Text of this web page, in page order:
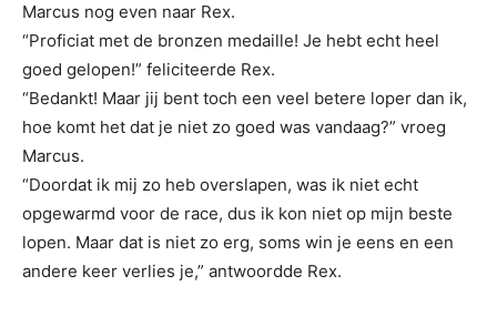
Marcus nog even naar Rex.
“Proficiat met de bronzen medaille! Je hebt echt heel
goed gelopen!” feliciteerde Rex.
“Bedankt! Maar jij bent toch een veel betere loper dan ik,
hoe komt het dat je niet zo goed was vandaag?” vroeg
Marcus.
“Doordat ik mij zo heb overslapen, was ik niet echt
opgewarmd voor de race, dus ik kon niet op mijn beste
lopen. Maar dat is niet zo erg, soms win je eens en een
andere keer verlies je,” antwoordde Rex.